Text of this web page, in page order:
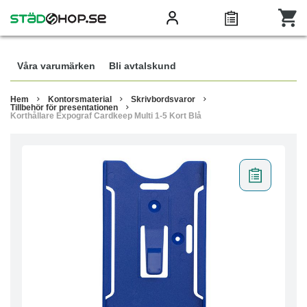
Våra varumärken Bli avtalskund
Hem Kontorsmaterial
Skrivbordsvaror
Tillbehör för presentationen
Korthållare Expograf Cardkeep Multi 1-5 Kort Blå